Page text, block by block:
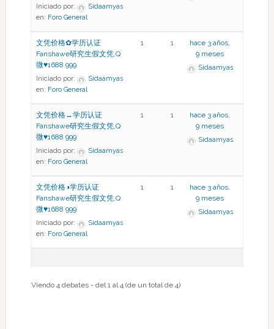
Iniciado por:
Sidaamyas
en: Foro General
文凭价格✿学历认证
Fanshawe研究生假文凭,Q
微♥1688 999
Iniciado por:
Sidaamyas
en: Foro General
1 1
hace 3 años,
9 meses
Sidaamyas
文凭价格↔学历认证
Fanshawe研究生假文凭,Q
微♥1688 999
Iniciado por:
Sidaamyas
en: Foro General
1 1
hace 3 años,
9 meses
Sidaamyas
文凭价格◑学历认证
Fanshawe研究生假文凭,Q
微♥1688 999
Iniciado por:
Sidaamyas
en: Foro General
1 1
hace 3 años,
9 meses
Sidaamyas
Viendo 4 debates - del 1 al 4 (de un total de 4)